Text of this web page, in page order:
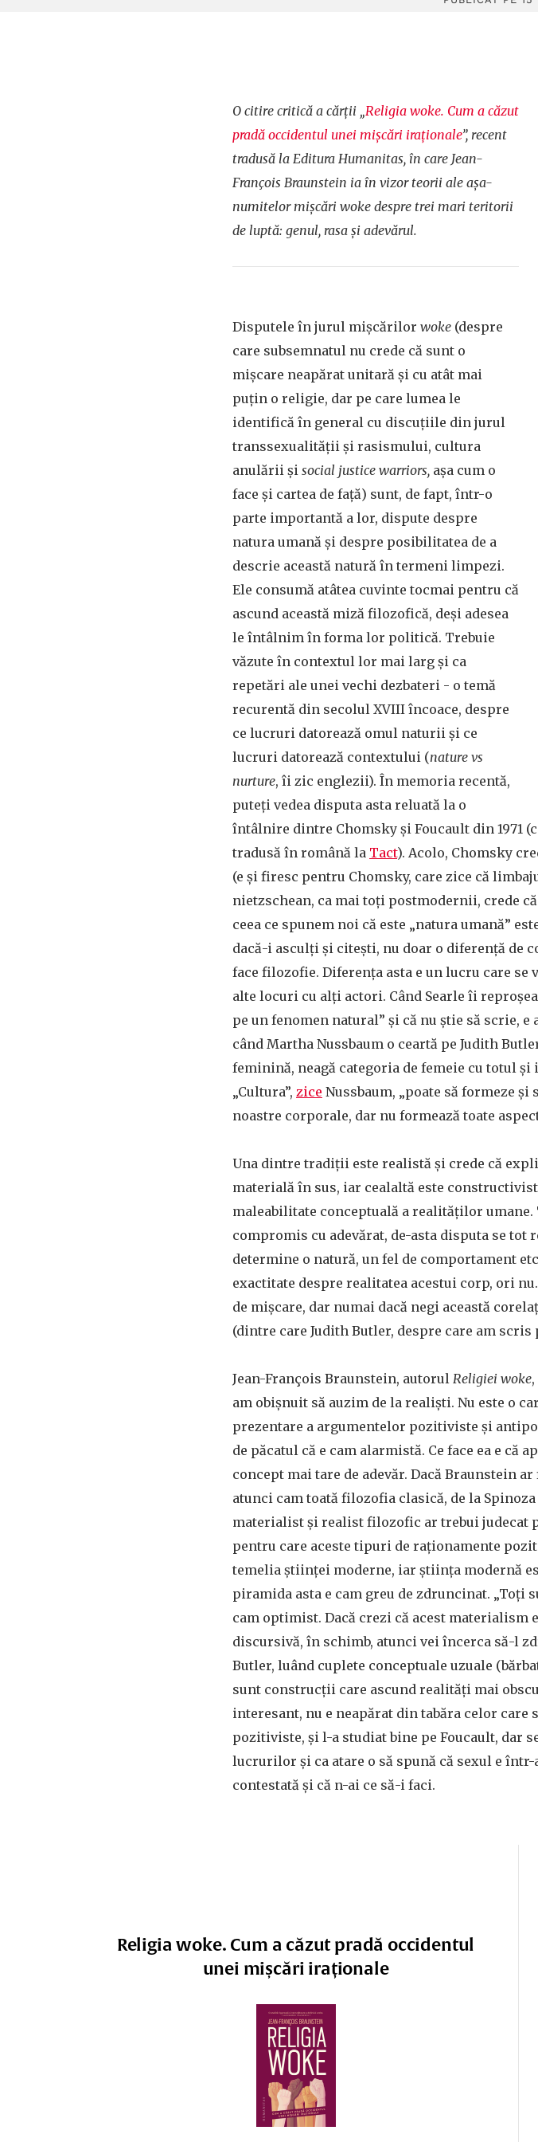
O citire critică a cărții „Religia woke. Cum a căzut
pradă occidentul unei mișcări iraționale”, recent
tradusă la Editura Humanitas, în care Jean-
François Braunstein ia în vizor teorii ale așa-
numitelor mișcări woke despre trei mari teritorii
de luptă: genul, rasa și adevărul.
Disputele în jurul mișcărilor woke (despre
care subsemnatul nu crede că sunt o
mișcare neapărat unitară și cu atât mai
puțin o religie, dar pe care lumea le
identifică în general cu discuțiile din jurul
transsexualității și rasismului, cultura
anulării și social justice warriors, așa cum o
face și cartea de față) sunt, de fapt, într-o
parte importantă a lor, dispute despre
natura umană și despre posibilitatea de a
descrie această natură în termeni limpezi.
Ele consumă atâtea cuvinte tocmai pentru că
ascund această miză filozofică, deși adesea
le întâlnim în forma lor politică. Trebuie
văzute în contextul lor mai larg și ca
repetări ale unei vechi dezbateri - o temă
recurentă din secolul XVIII încoace, despre
ce lucruri datorează omul naturii și ce
lucruri datorează contextului (nature vs
nurture, îi zic englezii). În memoria recentă,
puteți vedea disputa asta reluată la o
întâlnire dintre Chomsky și Foucault din 1971
tradusă în română la Tact). Acolo, Chomsky
(e și firesc pentru Chomsky, care zice că
nietzschean, ca mai toți postmodernii, crede
ceea ce spunem noi că este „natura umană”
dacă-i asculți și citești, nu doar o diferență de
face filozofie. Diferența asta e un lucru care se
alte locuri cu alți actori. Când Searle îi
pe un fenomen natural” și că nu știe să scrie,
când Martha Nussbaum o ceartă pe Judith
feminină, neagă categoria de femeie cu totul
„Cultura”, zice Nussbaum, „poate să formeze
noastre corporale, dar nu formează toate
Una dintre tradiții este realistă și crede că
materială în sus, iar cealaltă este
maleabilitate conceptuală a realităților umane.
compromis cu adevărat, de-asta disputa se
determine o natură, un fel de comportament
exactitate despre realitatea acestui corp, ori
de mișcare, dar numai dacă negi această
(dintre care Judith Butler, despre care am scris
Jean-François Braunstein, autorul Religiei woke
am obișnuit să auzim de la realiști. Nu este o
prezentare a argumentelor pozitiviste și
de păcatul că e cam alarmistă. Ce face ea e
concept mai tare de adevăr. Dacă Braunstein
atunci cam toată filozofia clasică, de la
materialist și realist filozofic ar trebui
pentru care aceste tipuri de raționamente
temelia științei moderne, iar știința modernă
piramida asta e cam greu de zdruncinat. „Toți
cam optimist. Dacă crezi că acest materialism
discursivă, în schimb, atunci vei încerca să-l
Butler, luând cuplete conceptuale uzuale
sunt construcții care ascund realități mai
interesant, nu e neapărat din tabăra celor
pozitiviste, și l-a studiat bine pe Foucault, dar
lucrurilor și ca atare o să spună că sexul e
contestată și că n-ai ce să-i faci.
Religia woke. Cum a căzut pradă occidentul
unei mișcări iraționale